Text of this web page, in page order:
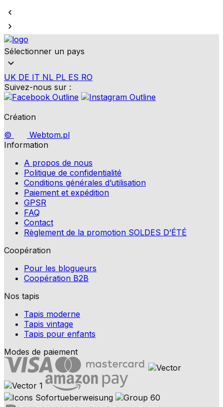
Sélectionner un pays
UK DE IT NL PL ES RO
Suivez-nous sur :
Création
©
Webtom.pl
Information
A propos de nous
Politique de confidentialité
Conditions générales d’utilisation
Paiement et expédition
GPSR
FAQ
Contact
Règlement de la promotion SOLDES D’ÉTÉ
Coopération
Pour les blogueurs
Coopération B2B
Nos tapis
Tapis moderne
Tapis vintage
Tapis pour enfants
Modes de paiement